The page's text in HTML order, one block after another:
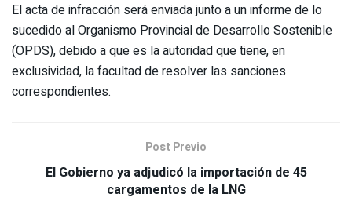
El acta de infracción será enviada junto a un informe de lo
sucedido al Organismo Provincial de Desarrollo Sostenible
(OPDS), debido a que es la autoridad que tiene, en
exclusividad, la facultad de resolver las sanciones
correspondientes.
Post Previo
El Gobierno ya adjudicó la importación de 45
cargamentos de la LNG